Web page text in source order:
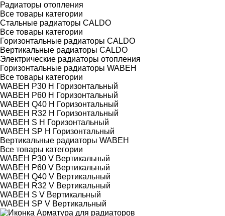
Радиаторы отопления
Все товары категории
Стальные радиаторы CALDO
Все товары категории
Горизонтальные радиаторы CALDO
Вертикальные радиаторы CALDO
Электрические радиаторы отопления
Горизонтальные радиаторы WABEH
Все товары категории
WABEH P30 H Горизонтальный
WABEH P60 H Горизонтальный
WABEH Q40 H Горизонтальный
WABEH R32 H Горизонтальный
WABEH S H Горизонтальный
WABEH SP H Горизонтальный
Вертикальные радиаторы WABEH
Все товары категории
WABEH P30 V Вертикальный
WABEH P60 V Вертикальный
WABEH Q40 V Вертикальный
WABEH R32 V Вертикальный
WABEH S V Вертикальный
WABEH SP V Вертикальный